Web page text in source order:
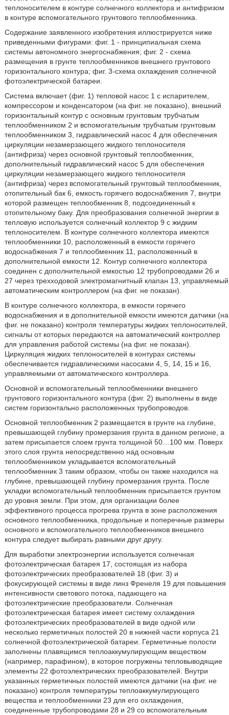
теплоносителем в контуре солнечного коллектора и антифризом
в контуре вспомогательного грунтового теплообменника.
Содержание заявленного изобретения иллюстрируется ниже
приведенными фигурами: фиг. 1 - принципиальная схема
системы автономного энергоснабжения; фиг. 2 - схема
размещения в грунте теплообменников внешнего грунтового
горизонтального контура; фиг. 3-схема охлаждения солнечной
фотоэлектрической батареи.
Система включает (фиг. 1) тепловой насос 1 с испарителем,
компрессором и конденсатором (на фиг. не показано), внешний
горизонтальный контур с основным грунтовым трубчатым
теплообменником 2 и вспомогательным трубчатым грунтовым
теплообменником 3, гидравлический насос 4 для обеспечения
циркуляции незамерзающего жидкого теплоносителя
(антифриза) через основной грунтовый теплообменник,
дополнительный гидравлический насос 5 для обеспечения
циркуляции незамерзающего жидкого теплоносителя
(антифриза) через вспомогательный грунтовый теплообменник,
отопительный бак 6, емкость горячего водоснабжения 7, внутри
которой размещен теплообменник 8, подсоединенный к
отопительному баку. Для преобразования солнечной энергии в
тепловую используется солнечный коллектор 9 с жидким
теплоносителем. В контуре солнечного коллектора имеются
теплообменники 10, расположенный в емкости горячего
водоснабжения 7 и теплообменник 11, расположенный в
дополнительной емкости 12. Контур солнечного коллектора
соединен с дополнительной емкостью 12 трубопроводами 26 и
27 через трехходовой электромагнитный клапан 13, управляемый
автоматическим контроллером (на фиг. не показан).
В контуре солнечного коллектора, в емкости горячего
водоснабжения и в дополнительной емкости имеются датчики (на
фиг. не показано) контроля температуры жидких теплоносителей,
сигналы от которых передаются на автоматический контроллер
для управления работой системы (на фиг. не показан).
Циркуляция жидких теплоносителей в контурах системы
обеспечивается гидравлическими насосами 4, 5, 14, 15 и 16,
управляемыми от автоматического контроллера.
Основной и вспомогательный теплообменники внешнего
грунтового горизонтального контура (фиг. 2) выполнены в виде
систем горизонтально расположенных трубопроводов.
Основной теплообменник 2 размещается в грунте на глубине,
превышающей глубину промерзания грунта в данном регионе, а
затем присыпается слоем грунта толщиной 50…100 мм. Поверх
этого слоя грунта непосредственно над основным
теплообменником укладывается вспомогательный
теплообменник 3 таким образом, чтобы он также находился на
глубине, превышающей глубину промерзания грунта. После
укладки вспомогательный теплообменник присыпается грунтом
до уровня земли. При этом, для организации более
эффективного процесса прогрева грунта в зоне расположения
основного теплообменника, продольные и поперечные размеры
основного и вспомогательного теплообменников внешнего
контура следует выбирать равными друг другу.
Для выработки электроэнергии используется солнечная
фотоэлектрическая батарея 17, состоящая из набора
фотоэлектрических преобразователей 18 (фиг. 3) и
фокусирующей системы в виде линз Френеля 19 для повышения
интенсивности светового потока, падающего на
фотоэлектрические преобразователи. Солнечная
фотоэлектрическая батарея имеет систему охлаждения
фотоэлектрических преобразователей в виде одной или
несколько герметичных полостей 20 в нижней части корпуса 21
солнечной фотоэлектрической батареи. Герметичные полости
заполнены плавящимся теплоаккумулирующим веществом
(например, парафином), в которое погружены тепловыводящие
элементы 22 фотоэлектрических преобразователей. Внутри
указанных герметичных полостей имеются датчики (на фиг. не
показано) контроля температуры теплоаккумулирующего
вещества и теплообменники 23 для его охлаждения,
соединенные трубопроводами 28 и 29 со вспомогательным